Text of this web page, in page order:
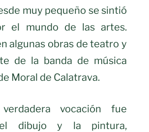
muy pequeño se sintió
el mundo de las artes.
algunas obras de teatro y
de la banda de música
Moral de Calatrava.
vocación fue
dibujo y la pintura,